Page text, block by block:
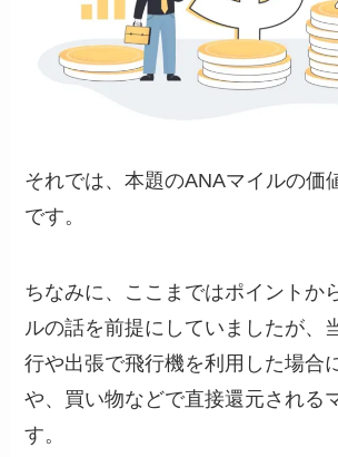
それでは、本題のANAマイルの価
です。
ちなみに、ここまではポイントか
ルの話を前提にしていましたが、
行や出張で飛行機を利用した場合
や、買い物などで直接還元される
す。